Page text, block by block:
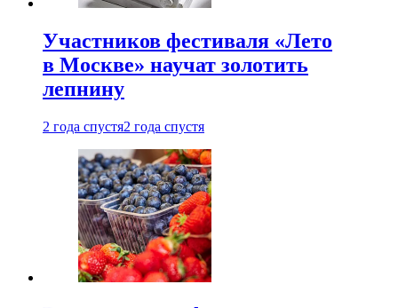
Участников фестиваля «Лето
в Москве» научат золотить
лепнину
2 года спустя2 года спустя